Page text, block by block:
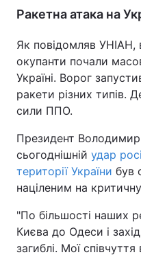
Ракетна атака на
Як повідомляв УНІАН,
окупанти почали
Україні. Ворог
ракети різних типів.
сили ППО.
Президент
сьогоднішній удар
території України був
націленим на
"По більшості наших
Києва до Одеси і
загиблі. Мої